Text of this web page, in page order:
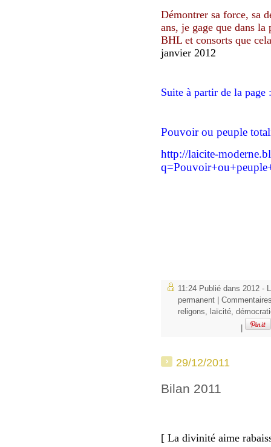
Démontrer sa force, sa
ans, je gage que dans
BHL et consorts que
janvier 2012
Suite à partir de la page :
Pouvoir ou peuple
http://laicite-
11:24 Publié dans 2012 -
permanent
religons
laïcité
29/12/2011
Bilan 2011
[ La divinité aime